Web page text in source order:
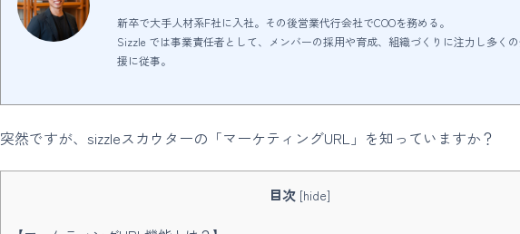
新卒で大手人材系F社に入社。その後営業代行会社でCOOを務める。
Sizzle では事業責任者として、メンバーの採用や育成、組織づくりに注力し多く
援に従事。
突然ですが、sizzleスカウターの「マーケティングURL」を知っていますか？
目次 [hide]